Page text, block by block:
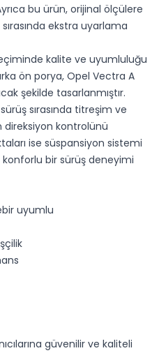
bu ürün, orijinal ölçülere
ekstra uyarlama
kalite ve uyumluluğu
ön porya, Opel Vectra A
şekilde tasarlanmıştır.
sırasında titreşim ve
kontrolünü
ise süspansiyon sistemi
bir sürüş deneyimi
uyumlu
güvenilir ve kaliteli